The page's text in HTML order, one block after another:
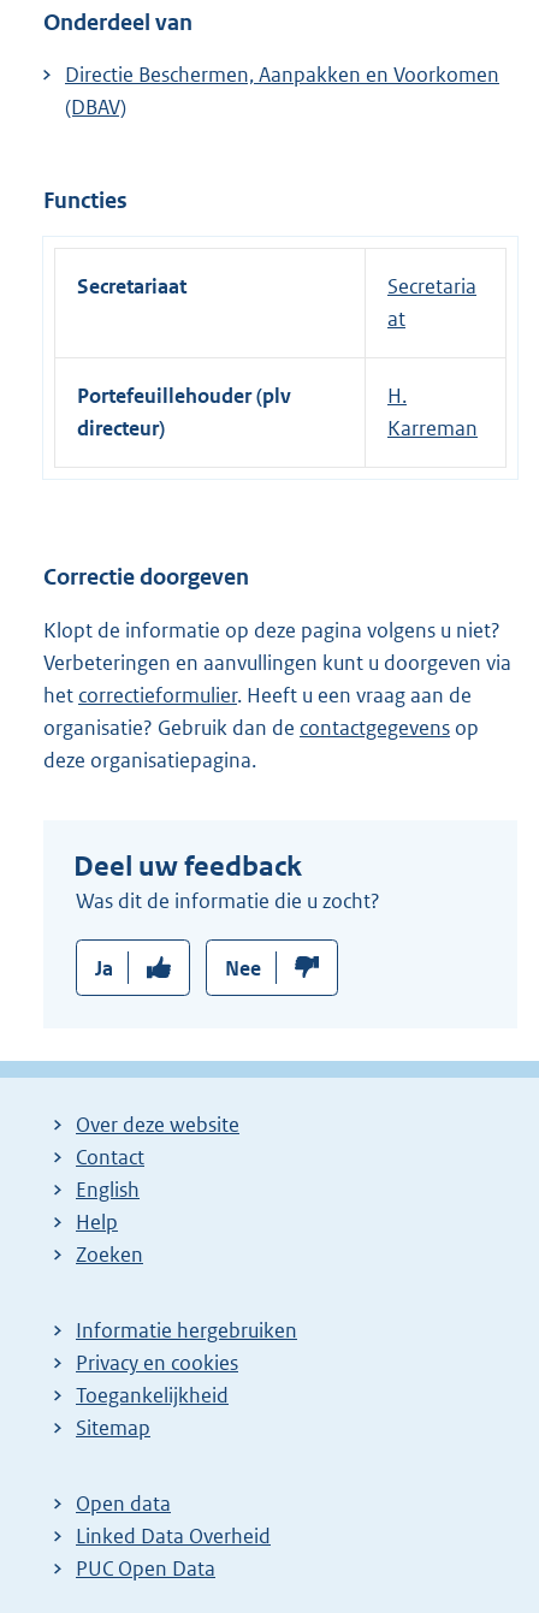
l
Onderdeel van
Directie Beschermen, Aanpakken en Voorkomen
(DBAV)
Functies
Secretariaat
Secretaria
at
Portefeuillehouder (plv
directeur)
H.
Karreman
Correctie doorgeven
Klopt de informatie op deze pagina volgens u niet?
Verbeteringen en aanvullingen kunt u doorgeven via
het correctieformulier. Heeft u een vraag aan de
organisatie? Gebruik dan de contactgegevens op
deze organisatiepagina.
Deel uw feedback
Was dit de informatie die u zocht?
Ja Nee
Over deze website
Contact
English
Help
Zoeken
Informatie hergebruiken
Privacy en cookies
Toegankelijkheid
Sitemap
Open data
Linked Data Overheid
PUC Open Data